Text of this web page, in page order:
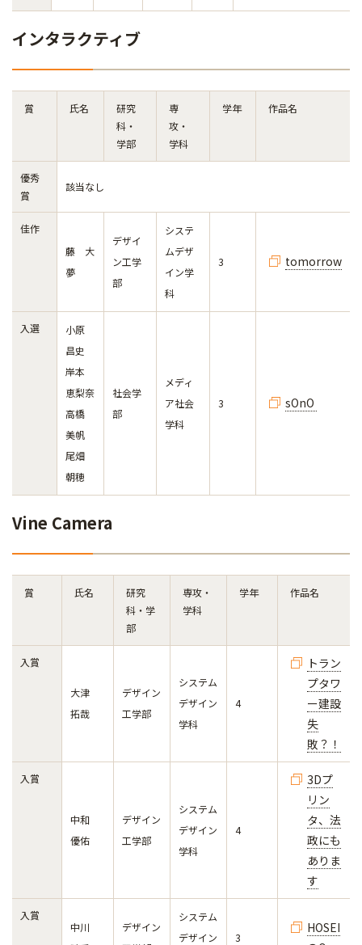
インタラクティブ
賞 氏名
研究
科・
学部
専
攻・
学科
学年 作品名
優秀
賞
該当なし
佳作
藤 大
夢
デザイ
ン工学
部
システ
ムデザ
イン学
科
3 tomorrow
入選
小原
昌史
岸本
恵梨奈
高橋
美帆
尾畑
朝穂
社会学
部
メディ
ア社会
学科
3 sOnO
Vine Camera
賞 氏名
研究
科・学
部
専攻・
学科
学年 作品名
入賞
大津
拓哉
デザイン
工学部
システム
デザイン
学科
4
トラン
プタワ
ー建設
失
敗？！
入賞
中和
優佑
デザイン
工学部
システム
デザイン
学科
4
3Dプ
リン
タ、法
政にも
ありま
す
入賞
中川
デザイン
システム
デザイン
3
HOSEI